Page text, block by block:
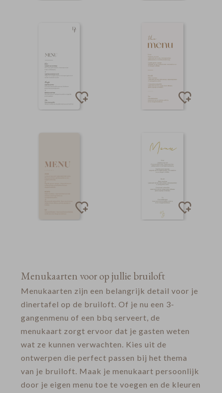
Menukaarten voor op jullie bruiloft
Menukaarten zijn een belangrijk detail voor je
dinertafel op de bruiloft. Of je nu een 3-
gangenmenu of een bbq serveert, de
menukaart zorgt ervoor dat je gasten weten
wat ze kunnen verwachten. Kies uit de
ontwerpen die perfect passen bij het thema
van je bruiloft. Maak je menukaart persoonlijk
door je eigen menu toe te voegen en de kleuren